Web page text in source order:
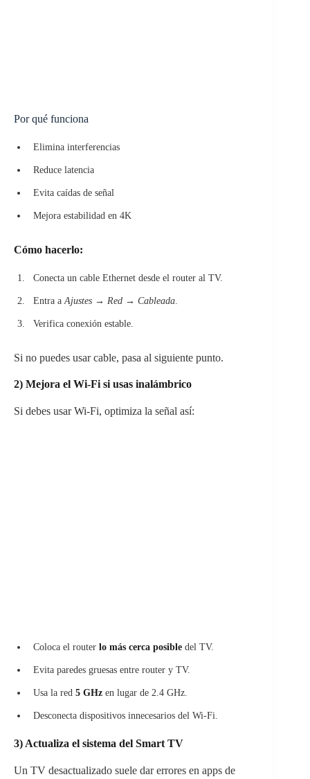
Por qué funciona
Elimina interferencias
Reduce latencia
Evita caídas de señal
Mejora estabilidad en 4K
Cómo hacerlo:
Conecta un cable Ethernet desde el router al TV.
Entra aAjustes → Red → Cableada.
Verifica conexión estable.
Si no puedes usar cable, pasa al siguiente punto.
2) Mejora el Wi-Fi si usas inalámbrico
Si debes usar Wi-Fi, optimiza la señal así:
Coloca el router lo más cerca posible del TV.
Evita paredes gruesas entre router y TV.
Usa la red 5 GHz en lugar de 2.4 GHz.
Desconecta dispositivos innecesarios del Wi-Fi.
3) Actualiza el sistema del Smart TV
Un TV desactualizado suele dar errores en apps de